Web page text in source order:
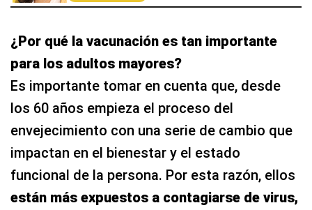
¿Por qué la vacunación es tan importante
para los adultos mayores?
Es importante tomar en cuenta que, desde
los 60 años empieza el proceso del
envejecimiento con una serie de cambio que
impactan en el bienestar y el estado
funcional de la persona. Por esta razón, ellos
están más expuestos a contagiarse de virus,